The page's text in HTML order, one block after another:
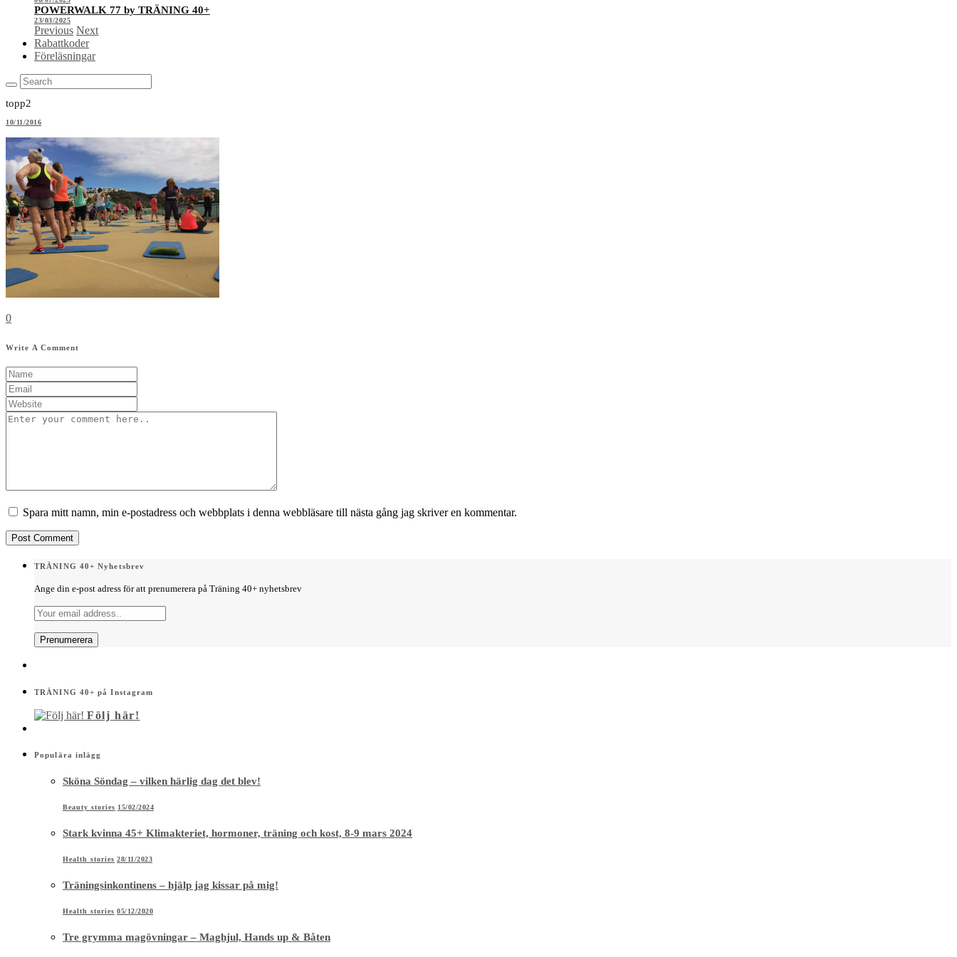
POWERWALK 77 by TRÄNING 40+
23/03/2025
Previous Next
Rabattkoder
Föreläsningar
topp2
10/11/2016
0
Write A Comment
Spara mitt namn, min e-postadress och webbplats i denna webbläsare till nästa gång jag skriver en kommentar.
TRÄNING 40+ Nyhetsbrev
Ange din e-post adress för att prenumerera på Träning 40+ nyhetsbrev
TRÄNING 40+ på Instagram
Följ här!
Populära inlägg
Sköna Söndag – vilken härlig dag det blev!
Beauty stories 15/02/2024
Stark kvinna 45+ Klimakteriet, hormoner, träning och kost, 8-9 mars 2024
Health stories 28/11/2023
Träningsinkontinens – hjälp jag kissar på mig!
Health stories 05/12/2020
Tre grymma magövningar – Maghjul, Hands up & Båten